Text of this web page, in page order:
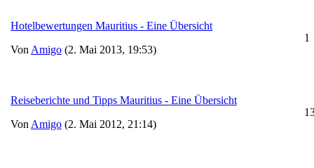
Hotelbewertungen Mauritius - Eine Übersicht
Von Amigo (2. Mai 2013, 19:53)
1
Reiseberichte und Tipps Mauritius - Eine Übersicht
Von Amigo (2. Mai 2012, 21:14)